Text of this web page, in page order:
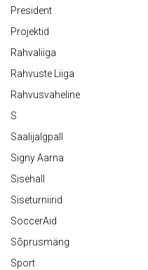
President
Projektid
Rahvaliiga
Rahvuste Liiga
Rahvusvaheline
S
Saalijalgpall
Signy Aarna
Sisehall
Siseturniirid
SoccerAid
Sõprusmäng
Sport